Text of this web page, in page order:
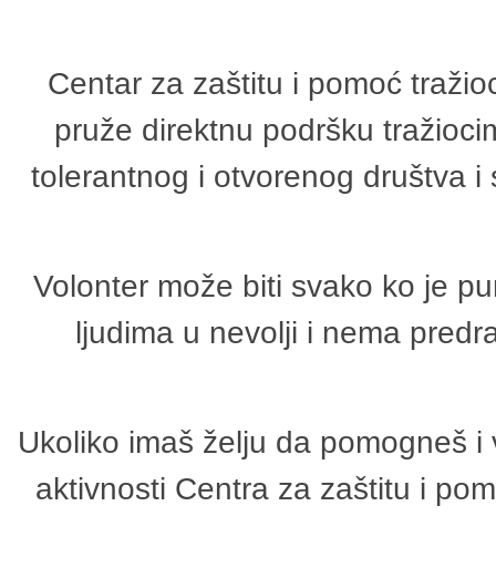
Centar za zaštitu i pomoć
pruže direktnu podršku
tolerantnog i otvorenog društva
Volonter može biti svako ko je
ljudima u nevolji i nema
Ukoliko imaš želju da pomogneš
aktivnosti Centra za zaštitu i